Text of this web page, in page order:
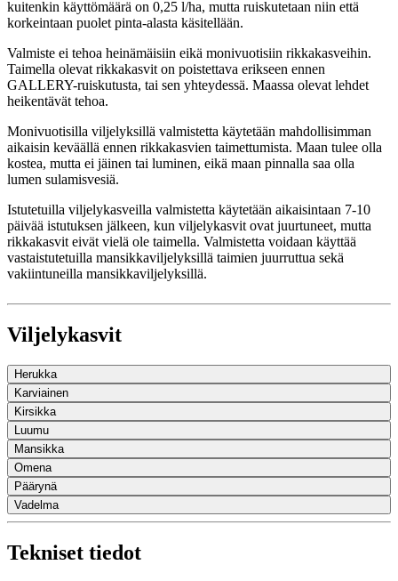
kuitenkin käyttömäärä on 0,25 l/ha, mutta ruiskutetaan niin että
korkeintaan puolet pinta-alasta käsitellään.
Valmiste ei tehoa heinämäisiin eikä monivuotisiin rikkakasveihin.
Taimella olevat rikkakasvit on poistettava erikseen ennen
GALLERY-ruiskutusta, tai sen yhteydessä. Maassa olevat lehdet
heikentävät tehoa.
Monivuotisilla viljelyksillä valmistetta käytetään mahdollisimman
aikaisin keväällä ennen rikkakasvien taimettumista. Maan tulee olla
kostea, mutta ei jäinen tai luminen, eikä maan pinnalla saa olla
lumen sulamisvesiä.
Istutetuilla viljelykasveilla valmistetta käytetään aikaisintaan 7-10
päivää istutuksen jälkeen, kun viljelykasvit ovat juurtuneet, mutta
rikkakasvit eivät vielä ole taimella. Valmistetta voidaan käyttää
vastaistutetuilla mansikkaviljelyksillä taimien juurruttua sekä
vakiintuneilla mansikkaviljelyksillä.
Viljelykasvit
Herukka
Karviainen
Kirsikka
Luumu
Mansikka
Omena
Päärynä
Vadelma
Tekniset tiedot